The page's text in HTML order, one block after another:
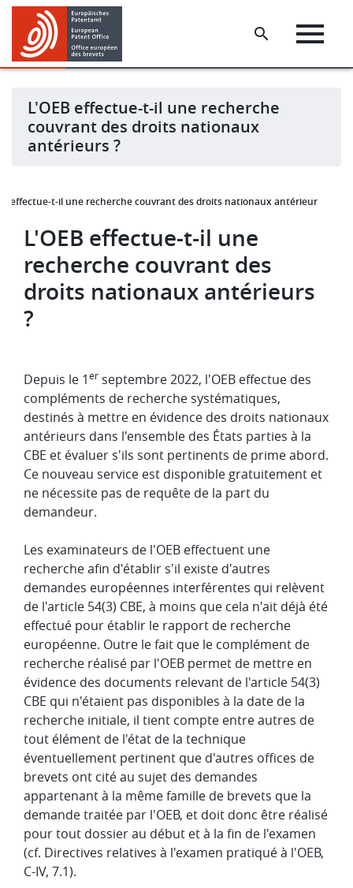
Skip
main
content
Skip
footer
L'OEB effectue-t-il une recherche
couvrant des droits nationaux
antérieurs ?
effectue-t-il une recherche couvrant des droits nationaux antérieurs ?
L'OEB effectue-t-il une
recherche couvrant des
droits nationaux antérieurs
?
Depuis le 1er septembre 2022, l'OEB effectue des
compléments de recherche systématiques,
destinés à mettre en évidence des droits nationaux
antérieurs dans l'ensemble des États parties à la
CBE et évaluer s'ils sont pertinents de prime abord.
Ce nouveau service est disponible gratuitement et
ne nécessite pas de requête de la part du
demandeur.
Les examinateurs de l'OEB effectuent une
recherche afin d'établir s'il existe d'autres
demandes européennes interférentes qui relèvent
de l'article 54(3) CBE, à moins que cela n'ait déjà été
effectué pour établir le rapport de recherche
européenne. Outre le fait que le complément de
recherche réalisé par l'OEB permet de mettre en
évidence des documents relevant de l'article 54(3)
CBE qui n'étaient pas disponibles à la date de la
recherche initiale, il tient compte entre autres de
tout élément de l'état de la technique
éventuellement pertinent que d'autres offices de
brevets ont cité au sujet des demandes
appartenant à la même famille de brevets que la
demande traitée par l'OEB, et doit donc être réalisé
pour tout dossier au début et à la fin de l'examen
(cf. Directives relatives à l'examen pratiqué à l'OEB,
C-IV, 7.1).